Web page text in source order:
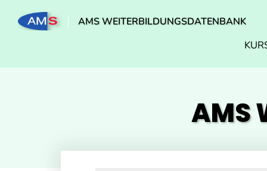
AMS WEITERBILDUNGSDATENBANK
AMS